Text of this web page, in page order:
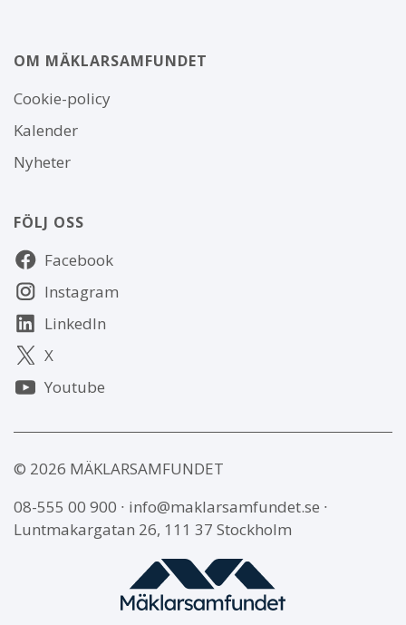
OM MÄKLARSAMFUNDET
Om
webbplatsen
Cookie-policy
Kalender
Nyheter
FÖLJ OSS
Följ
oss Facebook
Instagram
LinkedIn
X
Youtube
© 2026 MÄKLARSAMFUNDET
08-555 00 900 ∙ info@maklarsamfundet.se ∙
Luntmakargatan 26, 111 37 Stockholm